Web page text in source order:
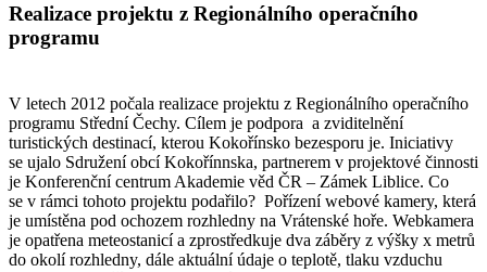
Realizace projektu z Regionálního operačního
programu
V letech 2012 počala realizace projektu z Regionálního operačního
programu Střední Čechy. Cílem je podpora a zviditelnění
turistických destinací, kterou Kokořínsko bezesporu je. Iniciativy
se ujalo Sdružení obcí Kokořínnska, partnerem v projektové činnosti
je Konferenční centrum Akademie věd ČR – Zámek Liblice. Co
se v rámci tohoto projektu podařilo? Pořízení webové kamery, která
je umístěna pod ochozem rozhledny na Vrátenské hoře. Webkamera
je opatřena meteostanicí a zprostředkuje dva záběry z výšky x metrů
do okolí rozhledny, dále aktuální údaje o teplotě, tlaku vzduchu